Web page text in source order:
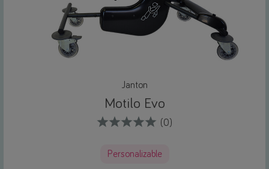
Janton
Motilo Evo
(0)
Personalizable